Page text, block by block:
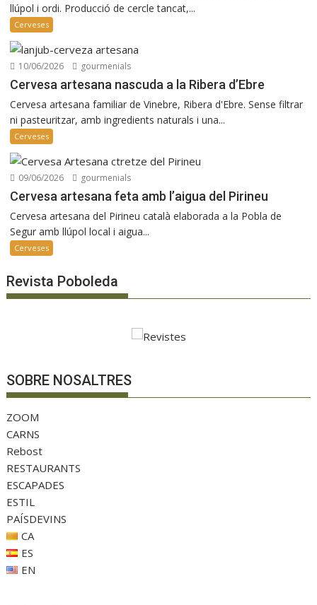
llúpol i ordi. Producció de cercle tancat,...
Cerveses
10/06/2026 gourmenials
Cervesa artesana nascuda a la Ribera d’Ebre
Cervesa artesana familiar de Vinebre, Ribera d'Ebre. Sense filtrar
ni pasteuritzar, amb ingredients naturals i una...
Cerveses
09/06/2026 gourmenials
Cervesa artesana feta amb l’aigua del Pirineu
Cervesa artesana del Pirineu català elaborada a la Pobla de
Segur amb llúpol local i aigua...
Cerveses
Revista Poboleda
SOBRE NOSALTRES
ZOOM
CARNS
Rebost
RESTAURANTS
ESCAPADES
ESTIL
PAÍSDEVINS
CA
ES
EN